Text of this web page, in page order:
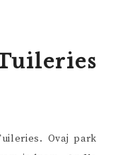
Ovaj park